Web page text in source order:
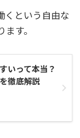
くという自由な
す。
いって本当？
徹底解説